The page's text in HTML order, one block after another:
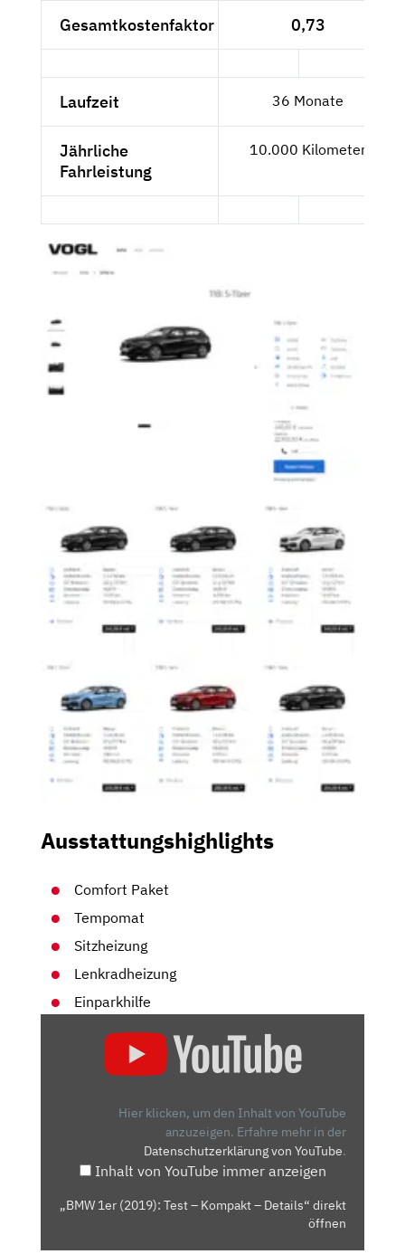
Gesamtkostenfaktor 0,73
Laufzeit 36 Monate
Jährliche
Fahrleistung
10.000 Kilometer
Ausstattungshighlights
Comfort Paket
Tempomat
Sitzheizung
Lenkradheizung
Einparkhilfe
DETAILS“
VON
Hier klicken, um den Inhalt von YouTube
anzuzeigen. Erfahre mehr in der
Datenschutzerklärung von YouTube.
Inhalt von YouTube immer anzeigen
„BMW 1er (2019): Test – Kompakt – Details“ direkt
öffnen